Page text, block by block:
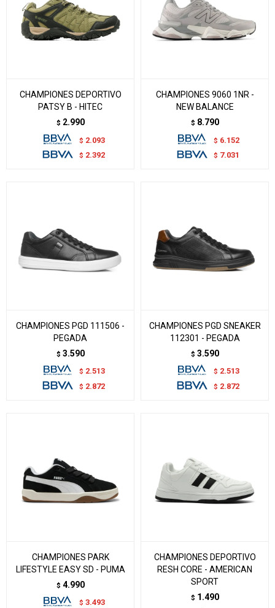
CHAMPIONES DEPORTIVO
PATSY B - HITEC
$ 2.990
$ 2.093
$ 2.392
CHAMPIONES 9060 1NR -
NEW BALANCE
$ 8.790
$ 6.152
$ 7.031
CHAMPIONES PGD 111506 -
PEGADA
$ 3.590
$ 2.513
$ 2.872
CHAMPIONES PGD SNEAKER
112301 - PEGADA
$ 3.590
$ 2.513
$ 2.872
CHAMPIONES PARK
LIFESTYLE EASY SD - PUMA
$ 4.990
$ 3.493
CHAMPIONES DEPORTIVO
RESH CORE - AMERICAN
SPORT
$ 1.490